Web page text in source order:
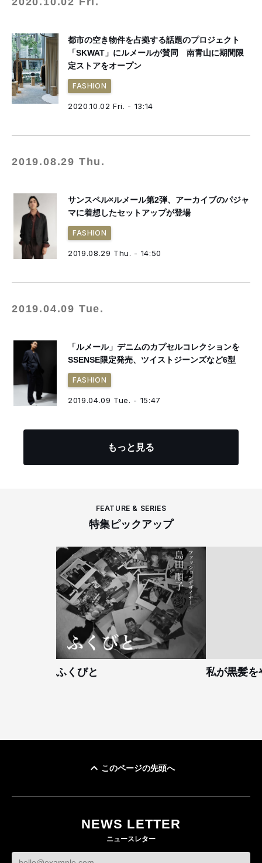
都市の空き物件を占拠する話題のプロジェクト
「SKWAT」にルメールが賛同 南青山に期間限
定ストアをオープン
FASHION
2020.10.02 Fri. - 13:14
2019.08.29 Thu.
サンスペル×ルメール第2弾、アーカイブのパジャ
マに着想したセットアップが登場
FASHION
2019.08.29 Thu. - 14:50
2019.04.09 Tue.
「ルメール」デニムのカプセルコレクションを
SSENSE限定発売、ツイストジーンズなど6型
FASHION
2019.04.09 Tue. - 15:47
もっと見る
FEATURE & SERIES
特集ピックアップ
ふくびと 私が黒髪を
このページの先頭へ
NEWS LETTER
ニュースレター